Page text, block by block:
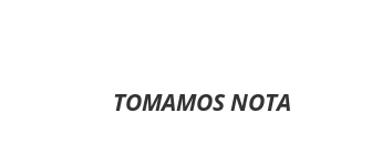
TOMAMOS NOTA